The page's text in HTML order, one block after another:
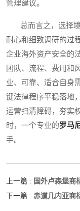
管理建议。
总而言之，选择境
耐心和细致调研的过
企业海外资产安全的
团队、流程、费用和
业、可靠、适合自身
键法律程序平稳落地
运营扫清障碍，夯实
时，一个专业的罗马
手。
上一篇 : 国外卢森堡商
下一篇 : 赤道几内亚商